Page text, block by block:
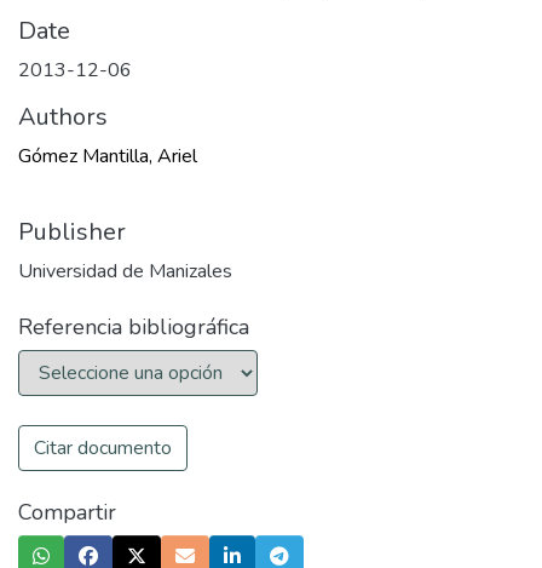
Date
2013-12-06
Authors
Gómez Mantilla, Ariel
Publisher
Universidad de Manizales
Referencia bibliográfica
Citar documento
Compartir